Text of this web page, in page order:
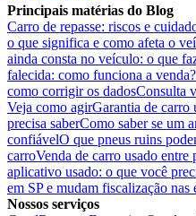
Principais matérias do Blog
Carro de repasse: riscos e
o que significa e como afeta o
ainda consta no veículo: o que
falecida: como funciona a venda?
como corrigir os dadosConsulta
Veja como agirGarantia de carro
precisa saberComo saber se um
confiávelO que pneus ruins
carroVenda de carro usado entre
aplicativo usado: o que você
em SP e mudam fiscalização nas
Nossos serviços